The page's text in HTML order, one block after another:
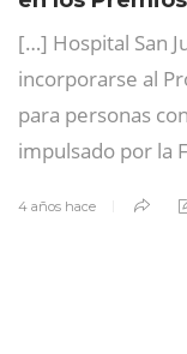
[…] Hospital San
incorporarse al
para personas
impulsado por la
4 años hace